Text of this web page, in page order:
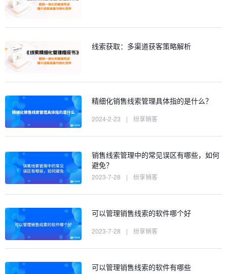
线索获取：多渠道获客策略解析
精细化销售线索管理具体指的是什么？
2024-2-23 | 纷享销客
销售线索管理中的常见误区有哪些，如何
避免？
2023-7-28 | 纷享销客
可以管理销售线索的软件哪个好
2023-7-28 | 纷享销客
可以管理销售线索的软件有哪些